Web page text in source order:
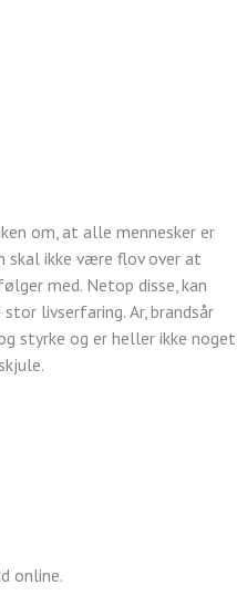
om, at alle mennesker er
skal ikke være flov over at
med. Netop disse, kan
livserfaring. Ar, brandsår
styrke og er heller ikke noget
online.